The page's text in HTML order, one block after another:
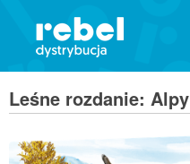
Leśne rozdanie: Alpy